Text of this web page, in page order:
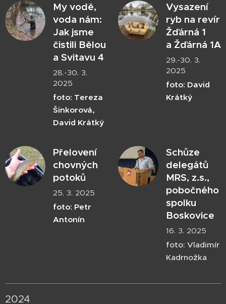
My vodě,
voda nám:
Jak jsme
čistili Bělou
a Svitavu 4
28.-30. 3.
2025
foto: Tereza
Šinkorová,
David Krátký
Vysazení
ryb na revír
Žďárná 1
a Žďárná 1A
29.-30. 3.
2025
foto: David
Krátký
Přelovení
chovných
potoků
25. 3. 2025
foto: Petr
Antonín
Schůze
delegátů
MRS, z.s.,
pobočného
spolku
Boskovice
16. 3. 2025
foto: Vladimír
Kadrnožka
2024